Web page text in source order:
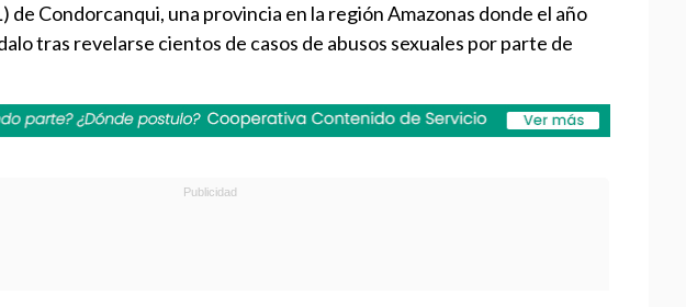
de Condorcanqui, una provincia en la región Amazonas donde el año
tras revelarse cientos de casos de abusos sexuales por parte de